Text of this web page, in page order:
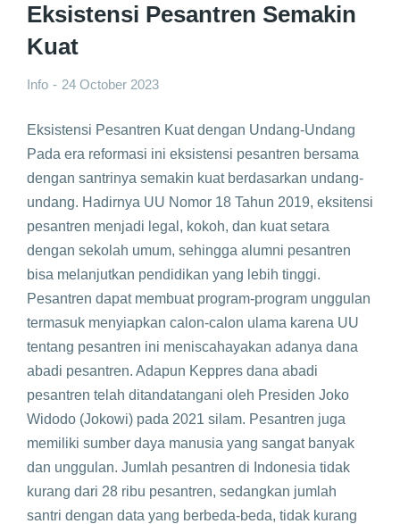
Eksistensi Pesantren Semakin
Kuat
Info 24 October 2023
Eksistensi Pesantren Kuat dengan Undang-Undang
Pada era reformasi ini eksistensi pesantren bersama
dengan santrinya semakin kuat berdasarkan undang-
undang. Hadirnya UU Nomor 18 Tahun 2019, eksitensi
pesantren menjadi legal, kokoh, dan kuat setara
dengan sekolah umum, sehingga alumni pesantren
bisa melanjutkan pendidikan yang lebih tinggi.
Pesantren dapat membuat program-program unggulan
termasuk menyiapkan calon-calon ulama karena UU
tentang pesantren ini meniscahayakan adanya dana
abadi pesantren. Adapun Keppres dana abadi
pesantren telah ditandatangani oleh Presiden Joko
Widodo (Jokowi) pada 2021 silam. Pesantren juga
memiliki sumber daya manusia yang sangat banyak
dan unggulan. Jumlah pesantren di Indonesia tidak
kurang dari 28 ribu pesantren, sedangkan jumlah
santri dengan data yang berbeda-beda, tidak kurang